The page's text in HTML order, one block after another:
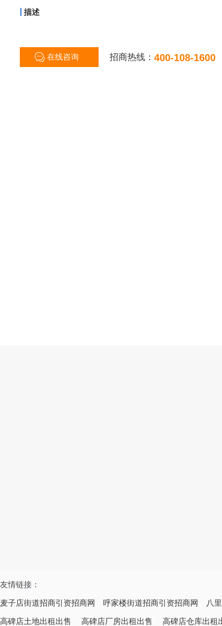
描述
在线咨询 招商热线： 400-108-1600
友情链接：
麦子店街道招商引资招商网 呼家楼街道招商引资招商网 八
高碑店土地出租出售 高碑店厂房出租出售 高碑店仓库出租